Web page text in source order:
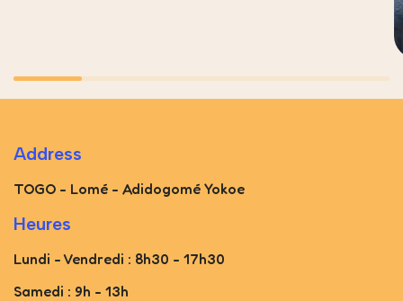
Address
TOGO - Lomé - Adidogomé Yokoe
Heures
Lundi - Vendredi : 8h30 - 17h30
Samedi : 9h - 13h